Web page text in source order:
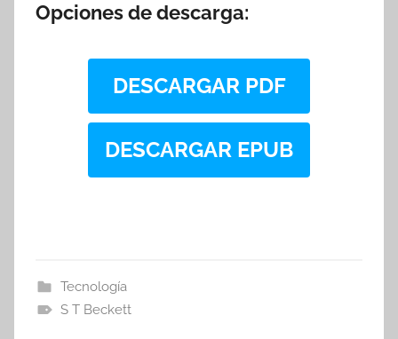
Opciones de descarga:
DESCARGAR PDF
DESCARGAR EPUB
Tecnología
S T Beckett